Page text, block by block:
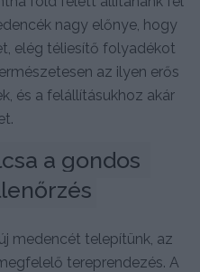
nagy előnye, hogy
elég téliesítő folyadékot
az ilyen erős
és a felállításukhoz akár
a gondos
medencét telepítünk, az
tereprendezés. A